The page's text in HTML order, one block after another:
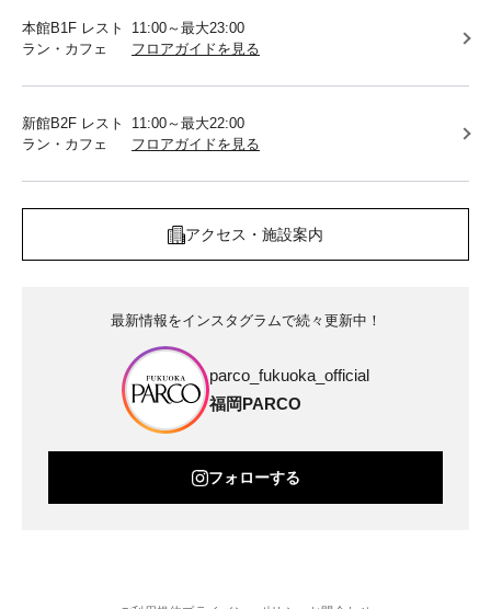
本館B1F レスト
ラン・カフェ
11:00～最大23:00
フロアガイドを見る
新館B2F レスト
ラン・カフェ
11:00～最大22:00
フロアガイドを見る
アクセス・施設案内
最新情報をインスタグラムで続々更新中！
parco_fukuoka_official
福岡PARCO
フォローする